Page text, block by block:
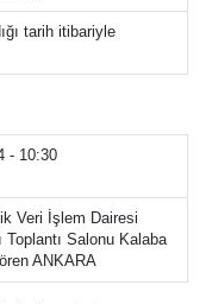
tarih itibariyle
- 10:30
Veri İşlem Dairesi
Toplantı Salonu Kalaba
ANKARA